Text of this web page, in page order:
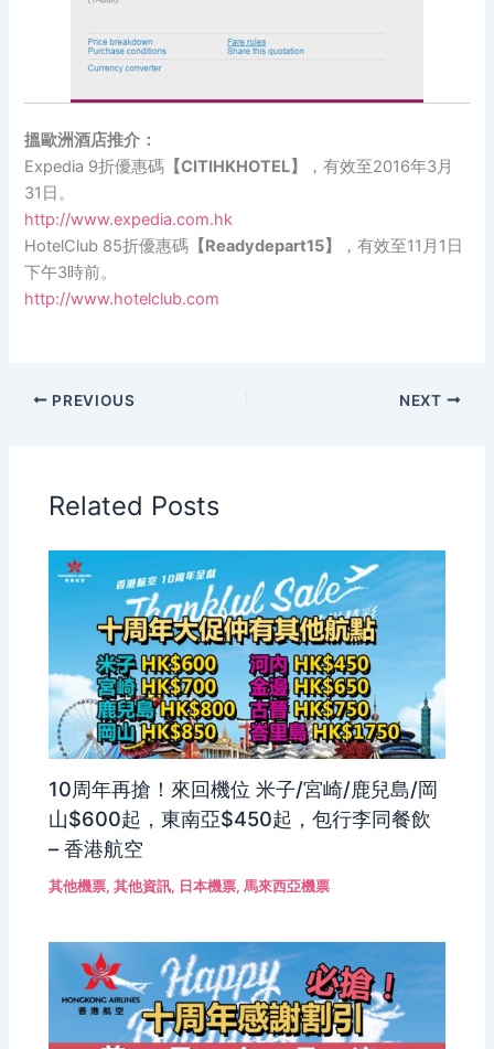
搵歐洲酒店推介：
Expedia 9折優惠碼 【CITIHKHOTEL】
，有效至2016年3月
31日。
http://www.expedia.com.hk
HotelClub 85折優惠碼 【Readydepart15】
，有效至11月1日
下午3時前。
http://www.hotelclub.com
PREVIOUS NEXT
Related Posts
10周年再搶！來回機位 米子/宮崎/鹿兒島/岡
山$600起，東南亞$450起，包行李同餐飲
– 香港航空
其他機票,其他資訊, 日本機票,馬來西亞機票